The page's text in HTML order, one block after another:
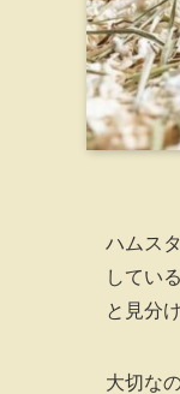
ハムス
してい
と見分
大切な